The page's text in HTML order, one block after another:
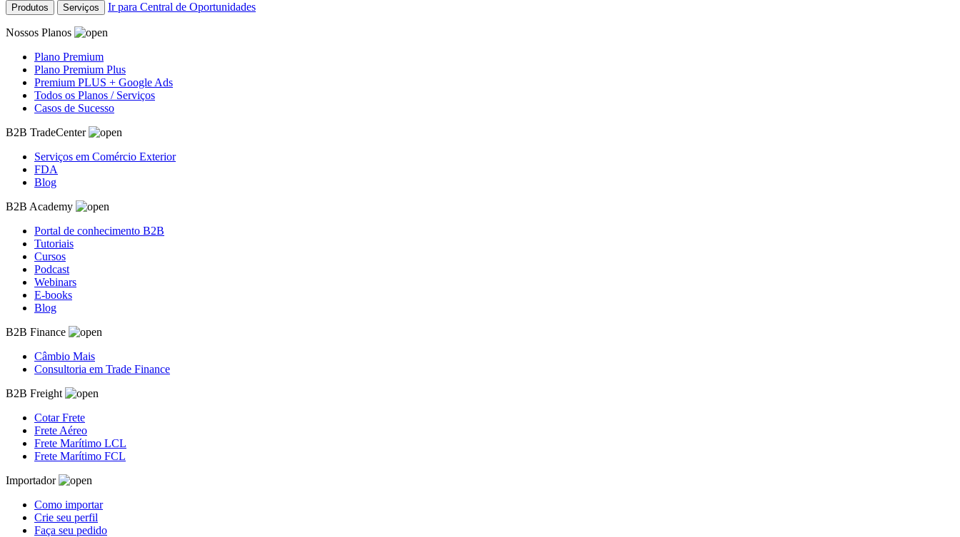
Produtos Serviços Ir para Central de Oportunidades
Nossos Planos
Plano Premium
Plano Premium Plus
Premium PLUS + Google Ads
Todos os Planos / Serviços
Casos de Sucesso
B2B TradeCenter
Serviços em Comércio Exterior
FDA
Blog
B2B Academy
Portal de conhecimento B2B
Tutoriais
Cursos
Podcast
Webinars
E-books
Blog
B2B Finance
Câmbio Mais
Consultoria em Trade Finance
B2B Freight
Cotar Frete
Frete Aéreo
Frete Marítimo LCL
Frete Marítimo FCL
Importador
Como importar
Crie seu perfil
Faça seu pedido